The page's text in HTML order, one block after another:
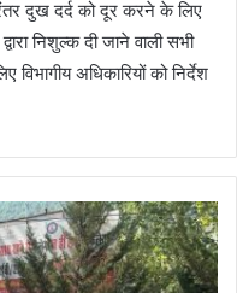
दुख दर्द को दूर करने के लिए
निशुल्क दी जाने वाली सभी
अधिकारियों को निर्देश